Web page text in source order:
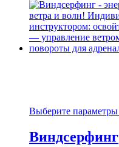
Выберите параметры
Виндсерфинг